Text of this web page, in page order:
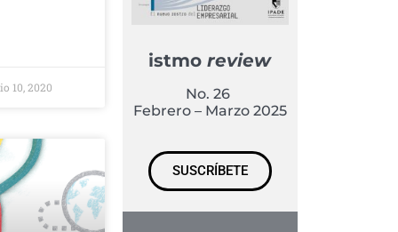
10, 2020
istmoreview
No. 26
Febrero – Marzo 2025
SUSCRÍBETE